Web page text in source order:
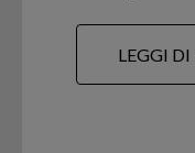
LEGGI DI